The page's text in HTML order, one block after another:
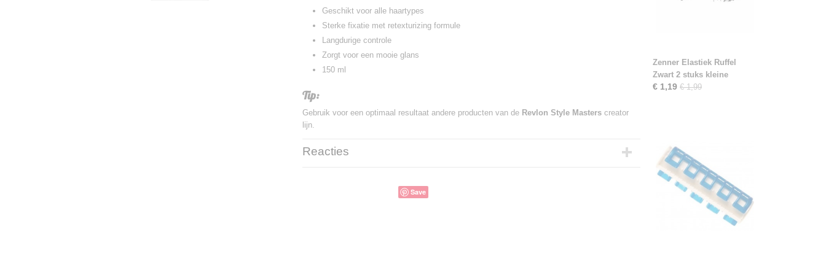
Geschikt voor alle haartypes
Sterke fixatie met retexturizing formule
Langdurige controle
Zorgt voor een mooie glans
150 ml
Tip:
Gebruik voor een optimaal resultaat andere producten van de Revlon Style Masters creator
lijn.
Reacties
Save
Zenner Elastiek Ruffel
Zwart 2 stuks kleine
€ 1,19 € 1,99